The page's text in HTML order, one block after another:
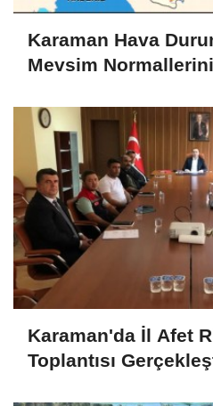
Karaman Hava
Mevsim
Karaman'da İl Afet
Toplantısı